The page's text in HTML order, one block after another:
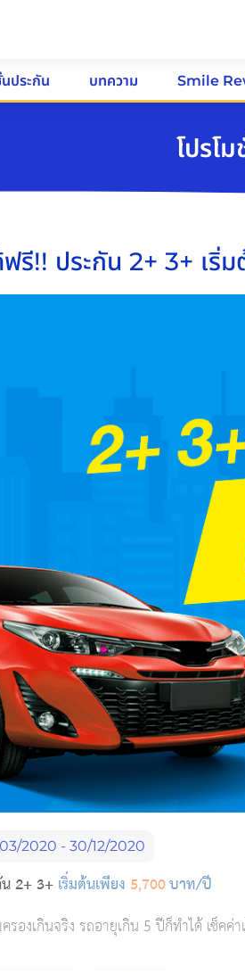
นประกัน บทความ Smile
โปรโ
ฟรี!! ประกัน 2+ 3+ เริ่
03/2020 - 30/12/2020
2+ 3+เริ่มต้นเพียง5,700บาท/ปี
องเกินจริง รถอายุเกิน 5 ปีก็ทำได้ เช็คค่